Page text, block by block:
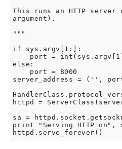
This runs an HTTP
argument).
"""
if sys.argv[1:]:
port =
else:
    port = 8000
server_address = ('',
httpd =
sa =
print "Serving HTTP